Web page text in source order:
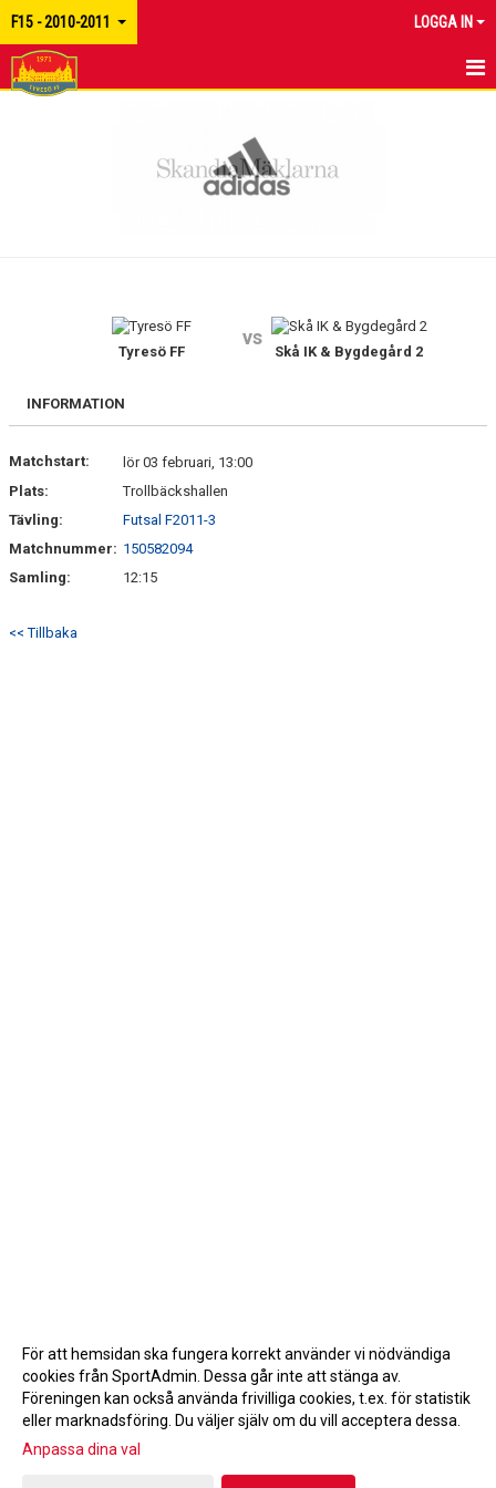
F15 - 2010-2011 LOGGA IN
DOKUMENT
Tyresö FF
vs
Skå IK & Bygdegård 2
INFORMATION
Matchstart:
lör 03 februari, 13:00
Plats:
Trollbäckshallen
Tävling:
Futsal F2011-3
Matchnummer: 150582094
Samling:
12:15
<< Tillbaka
Gå till Webbversion
För att hemsidan ska fungera korrekt använder vi nödvändiga
cookies från SportAdmin. Dessa går inte att stänga av.
Föreningen kan också använda frivilliga cookies, t.ex. för statistik
eller marknadsföring. Du väljer själv om du vill acceptera dessa.
Anpassa dina val